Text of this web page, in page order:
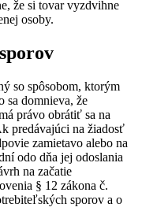
že si tovar vyzdvihne
osoby.
so spôsobom, ktorým
sa domnieva, že
právo obrátiť sa na
predávajúci na žiadosť
zamietavo alebo na
odo dňa jej odoslania
na začatie
§ 12 zákona č.
sporov a o